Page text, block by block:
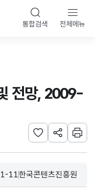
통합검색 전체메뉴
전망, 2009-
관심사 등록하기
URL 공유하
인쇄
11
수집기관
한국콘텐츠진흥원